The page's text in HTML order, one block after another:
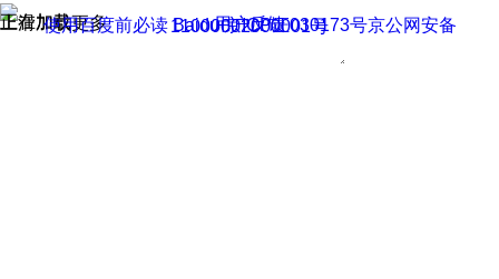
正在加载
上滑加载更多 用户反馈
使用百度前必读 Baidu 京ICP证030173号
京公网安备11000002000001号